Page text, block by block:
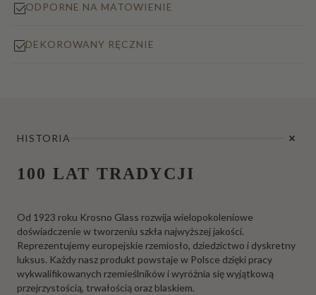
ODPORNE NA MATOWIENIE
DEKOROWANY RĘCZNIE
HISTORIA
100 LAT TRADYCJI
Od 1923 roku Krosno Glass rozwija wielopokoleniowe
doświadczenie w tworzeniu szkła najwyższej jakości.
Reprezentujemy europejskie rzemiosło, dziedzictwo i dyskretny
luksus. Każdy nasz produkt powstaje w Polsce dzięki pracy
wykwalifikowanych rzemieślników i wyróżnia się wyjątkową
przejrzystością, trwałością oraz blaskiem.